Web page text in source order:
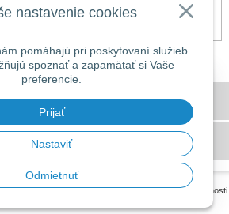
nastavenie cookies
pomáhajú pri poskytovaní služieb
spoznať a zapamätať si Vaše
preferencie.
Prijať
Nastaviť
Odmietnuť
2XL
do poznámky pri dokončovaní objednávky.
•tvorba eshopu cez UNIobchod,webhostingspoločnosti
3. - 7. augusta 2026
ZATVORENÁ a vytvorené
vybavovať 10.8.2026.